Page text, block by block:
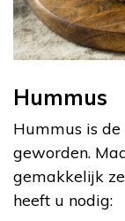
Hummus
Hummus is
geworden.
gemakkelijk
heeft u nodig: